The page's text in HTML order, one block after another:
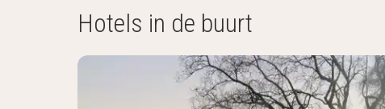
Hotels in de buurt